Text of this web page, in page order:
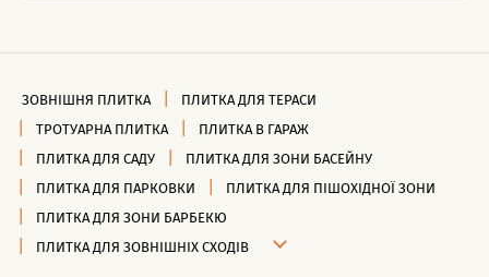
ЗОВНІШНЯ ПЛИТКА
ПЛИТКА ДЛЯ ТЕРАСИ
ТРОТУАРНА ПЛИТКА
ПЛИТКА В ГАРАЖ
ПЛИТКА ДЛЯ САДУ
ПЛИТКА ДЛЯ ЗОНИ БАСЕЙНУ
ПЛИТКА ДЛЯ ПАРКОВКИ
ПЛИТКА ДЛЯ ПІШОХІДНОЇ ЗОНИ
ПЛИТКА ДЛЯ ЗОНИ БАРБЕКЮ
ПЛИТКА ДЛЯ ЗОВНІШНІХ СХОДІВ